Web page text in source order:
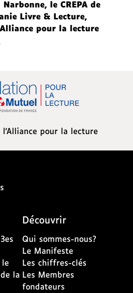
le CREPA de
Livre & Lecture,
pour la lecture
l'Alliance pour la lecture
le
la
Découvrir
Qui sommes-nous?
Le Manifeste
Les chiffres-clés
Les Membres
fondateurs